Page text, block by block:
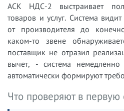
АСК НДС-2 выстраивает
товаров и услуг. Система
от производителя до
каком-то звене
поставщик не отразил
вычет, - система
автоматически формируют
Что проверяют в первую